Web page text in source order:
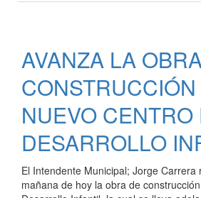
DE
PAVIMENTACIÓN
AVANZA LA
NUEVO CENTRO
DESARROLLO
El Intendente Municipal; Jorge Carrera
mañana de hoy la obra de